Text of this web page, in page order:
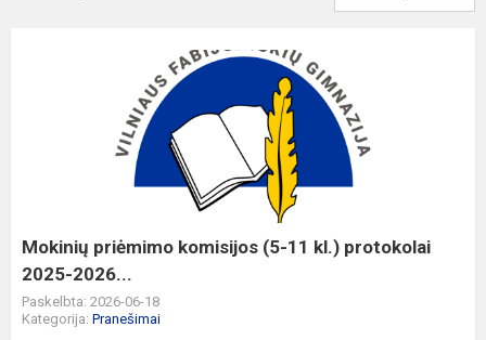
2025-
2026...
Mokinių priėmimo komisijos (5-11 kl.) protokolai
2025-2026...
Paskelbta: 2026-06-18
Kategorija: Pranešimai